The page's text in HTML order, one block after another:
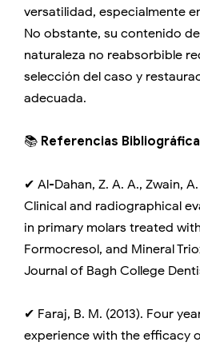
versatilidad, especialmente
No obstante, su contenido
naturaleza no reabsorbible
selección del caso y
adecuada.
📚 Referencias Bibliográfica
✔ Al-Dahan, Z. A. A., Zwain,
Clinical and radiographical
in primary molars treated
Formocresol, and Mineral
Journal of Bagh College
✔ Faraj, B. M. (2013). Four
experience with the efficacy